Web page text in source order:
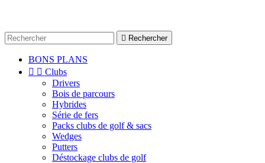
 Rechercher
BONS PLANS
  Clubs
Drivers
Bois de parcours
Hybrides
Série de fers
Packs clubs de golf & sacs
Wedges
Putters
Déstockage clubs de golf